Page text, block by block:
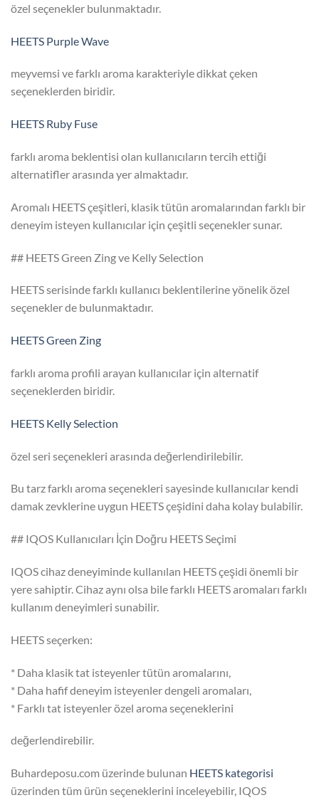
özel seçenekler bulunmaktadır.
HEETS Purple Wave
meyvemsi ve farklı aroma karakteriyle dikkat çeken
seçeneklerden biridir.
HEETS Ruby Fuse
farklı aroma beklentisi olan kullanıcıların tercih ettiği
alternatifler arasında yer almaktadır.
Aromalı HEETS çeşitleri, klasik tütün aromalarından farklı bir
deneyim isteyen kullanıcılar için çeşitli seçenekler sunar.
## HEETS Green Zing ve Kelly Selection
HEETS serisinde farklı kullanıcı beklentilerine yönelik özel
seçenekler de bulunmaktadır.
HEETS Green Zing
farklı aroma profili arayan kullanıcılar için alternatif
seçeneklerden biridir.
HEETS Kelly Selection
özel seri seçenekleri arasında değerlendirilebilir.
Bu tarz farklı aroma seçenekleri sayesinde kullanıcılar kendi
damak zevklerine uygun HEETS çeşidini daha kolay bulabilir.
## IQOS Kullanıcıları İçin Doğru HEETS Seçimi
IQOS cihaz deneyiminde kullanılan HEETS çeşidi önemli bir
yere sahiptir. Cihaz aynı olsa bile farklı HEETS aromaları farklı
kullanım deneyimleri sunabilir.
HEETS seçerken:
* Daha klasik tat isteyenler tütün aromalarını,
* Daha hafif deneyim isteyenler dengeli aromaları,
* Farklı tat isteyenler özel aroma seçeneklerini
değerlendirebilir.
Buhardeposu.com üzerinde bulunan HEETS kategorisi
üzerinden tüm ürün seçeneklerini inceleyebilir, IQOS